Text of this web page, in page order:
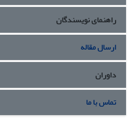
راهنمای نویسندگان
ارسال مقاله
داوران
تماس با ما